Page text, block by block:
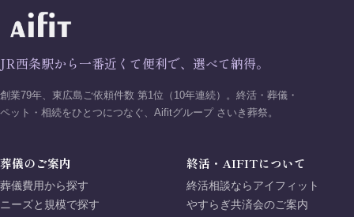
JR西条駅から一番近くて便利で、選べて納得。
創業79年、東広島ご依頼件数 第1位（10年連続）。終活・葬儀・
ペット・相続をひとつにつなぐ、Aifitグループ さいき葬祭。
葬儀のご案内
葬儀費用から探す
ニーズと規模で探す
終活・AIFITについて
終活相談ならアイフィット
やすらぎ共済会のご案内